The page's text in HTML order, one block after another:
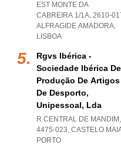
EST MONTE DA
CABREIRA 1/1A, 2610-
ALFRAGIDE AMADORA,
LISBOA
Rgvs Ibérica -
Sociedade Ibérica De
Produção De Artigos
De Desporto,
Unipessoal, Lda
R CENTRAL DE MANDIM,
4475-023, CASTELO
PORTO